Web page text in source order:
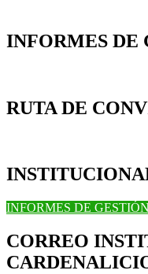
INFORMES DE
RUTA DE
INFORMES DE GESTIÓN
CORREO